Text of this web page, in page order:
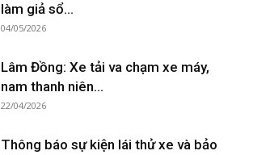
làm giả sổ...
04/05/2026
Lâm Đồng: Xe tải va chạm xe máy,
nam thanh niên...
22/04/2026
Thông báo sự kiện lái thử xe và bảo